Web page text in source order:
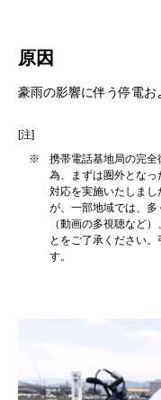
原因
豪雨の影響に伴う停電
[注]
※
携帯電話基地局の完
為、まずは圏外とな
対応を実施いたしま
が、一部地域では、
（動画の多視聴など
とをご了承ください
す。